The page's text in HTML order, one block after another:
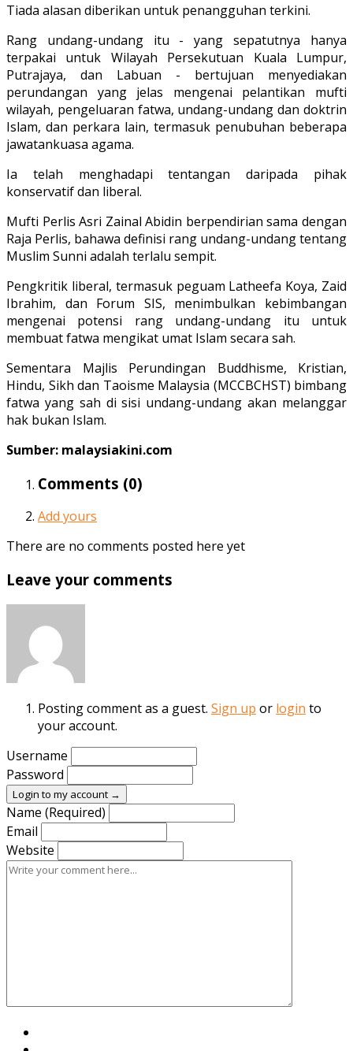
Tiada alasan diberikan untuk penangguhan terkini.
Rang undang-undang itu - yang sepatutnya hanya
terpakai untuk Wilayah Persekutuan Kuala Lumpur,
Putrajaya, dan Labuan - bertujuan menyediakan
perundangan yang jelas mengenai pelantikan mufti
wilayah, pengeluaran fatwa, undang-undang dan doktrin
Islam, dan perkara lain, termasuk penubuhan beberapa
jawatankuasa agama.
Ia telah menghadapi tentangan daripada pihak
konservatif dan liberal.
Mufti Perlis Asri Zainal Abidin berpendirian sama dengan
Raja Perlis, bahawa definisi rang undang-undang tentang
Muslim Sunni adalah terlalu sempit.
Pengkritik liberal, termasuk peguam Latheefa Koya, Zaid
Ibrahim, dan Forum SIS, menimbulkan kebimbangan
mengenai potensi rang undang-undang itu untuk
membuat fatwa mengikat umat Islam secara sah.
Sementara Majlis Perundingan Buddhisme, Kristian,
Hindu, Sikh dan Taoisme Malaysia (MCCBCHST) bimbang
fatwa yang sah di sisi undang-undang akan melanggar
hak bukan Islam.
Sumber: malaysiakini.com
Comments (0)
Add yours
There are no comments posted here yet
Leave your comments
Posting comment as a guest. Sign up or login to
your account.
Username
Password
Login to my account →
Name (Required)
Email
Website